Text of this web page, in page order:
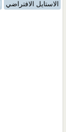
الاستايل الافتراضي